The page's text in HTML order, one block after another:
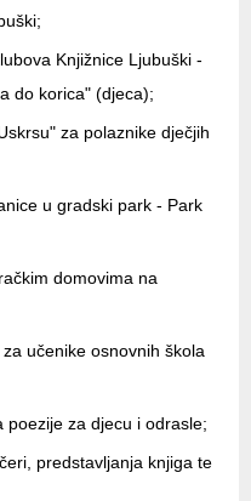
Knjižnice Ljubuški -
do korica" (djeca);
za polaznike dječjih
u gradski park - Park
domovima na
učenike osnovnih škola
poezije za djecu i odrasle;
predstavljanja knjiga te